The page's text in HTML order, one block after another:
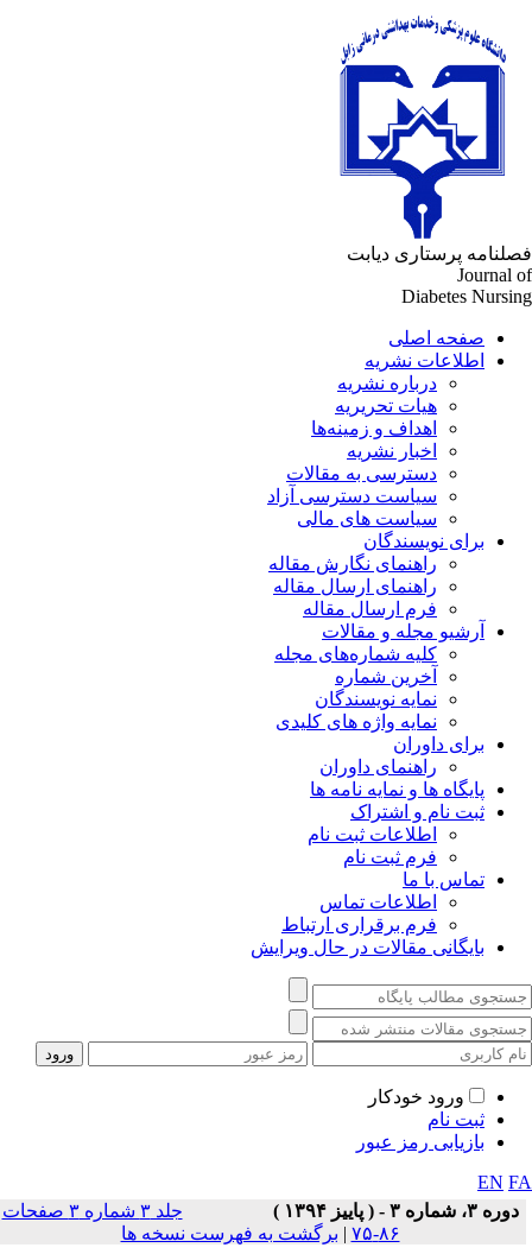
پرستاری دیابت
Journal
Diabetes
صفحه اصلی
اطلاعات نشریه
درباره نشریه
هیات تحریریه
اهداف و زمینه‌ها
اخبار نشریه
دسترسی به مقالات
سیاست دسترسی آزاد
سیاست های مالی
برای نویسندگان
راهنمای نگارش مقاله
راهنمای ارسال مقاله
فرم ارسال مقاله
آرشیو مجله و مقالات
کلیه شماره‌های مجله
آخرین شماره
نمایه نویسندگان
نمایه واژه های کلیدی
برای داوران
راهنمای داوران
پایگاه ها و نمایه نامه ها
ثبت نام و اشتراک
اطلاعات ثبت نام
فرم ثبت نام
تماس با ما
اطلاعات تماس
فرم برقراری ارتباط
بایگانی مقالات در حال ویرایش
ورود خودکار
ثبت نام
بازیابی رمز عبور
EN
دوره ۳، شماره ۳ - ( پاییز ۱۳۹۴ )
جلد ۳ شماره ۳ صفحات
۸۶-۷۵
| برگشت به فهرست نسخه ها